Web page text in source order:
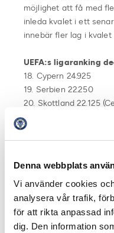
Denna webbplats
Vi använder cookies
analysera vår trafik,
för att rikta anpassad
dig. Den information
möjlighet att få med
inleda kvalet i ett
innebär fler lag i kvalet
UEFA:s ligaranking
18. Cypern 24.925
19. Serbien 22.250
20. Skottland 22.125
21. Vitryssland 21.375
22. Sverige 20.900
23. Norge 20.200
Sverige får 0.500 nya
FF eventuellt tar i
oavgjort.